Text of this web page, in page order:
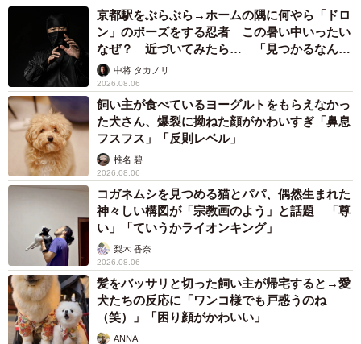
というテーマに強く惹かれた
―同作を描こうと思われたきっかけがあれば教えてくださ
い。
このお話を読んだとき、真っ先に映画『僕のワンダフル・
ライフ』を思い出しました。もともと大好きな作品でもあ
り、「生まれ変わって、もう一度会いに来てくれる」とい
うテーマに強く惹かれたことが、漫画化したいと思ったき
っかけです。
―読者の方からも「生まれ変わり」に関する体験談は多く
寄せられているのでしょうか。
「生まれ変わり」に関する投稿が特別多いという印象は、
今のところあまりありません。
京都駅をぶらぶら→ホームの隅に何やら「ドロ
ン」のポーズをする忍者 この暑い中いったい
なぜ？ 近づいてみたら… 「見つかるなんて
未熟」中将 タカノリ
2026.08.06
飼い主が食べているヨーグルトをもらえなかっ
た犬さん、爆裂に拗ねた顔がかわいすぎ「鼻息
フスフス」「反則レベル」
椎名 碧
2026.08.06
コガネムシを見つめる猫とパパ、偶然生まれた
神々しい構図が「宗教画のよう」と話題 「尊
い」「ていうかライオンキング」
梨木 香奈
2026.08.06
髪をバッサリと切った飼い主が帰宅すると→愛
犬たちの反応に「ワンコ様でも戸惑うのね
（笑）」「困り顔がかわいい」
ANNA